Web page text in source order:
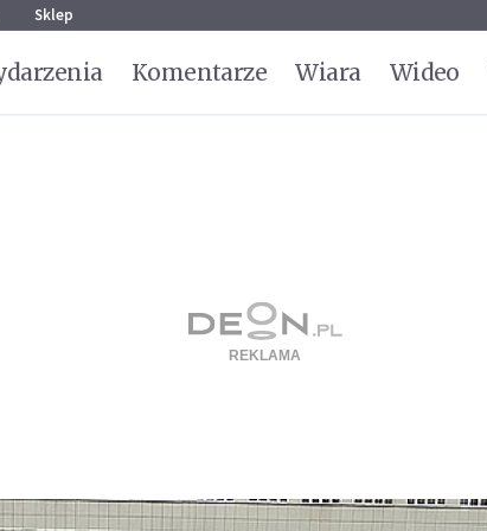
Sklep
Komentarze Wiara Wideo